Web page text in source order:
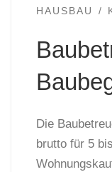
HAUSBAU
Die
brutto für 5